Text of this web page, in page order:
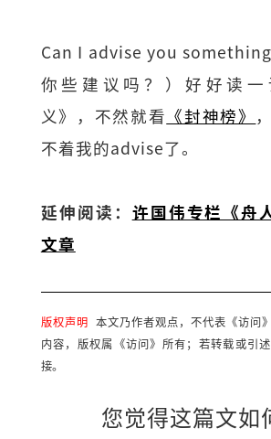
Can I advise you
你些建议吗？）好好读一
义》，不然就看 《封神榜》
不着我的advise了。
延伸阅读： 许国伟专栏《舟
文章
版权声明 本文乃作者观点，不代表《访问
内容，版权属《访问》所有；若转载或引
接。
您觉得这篇文如